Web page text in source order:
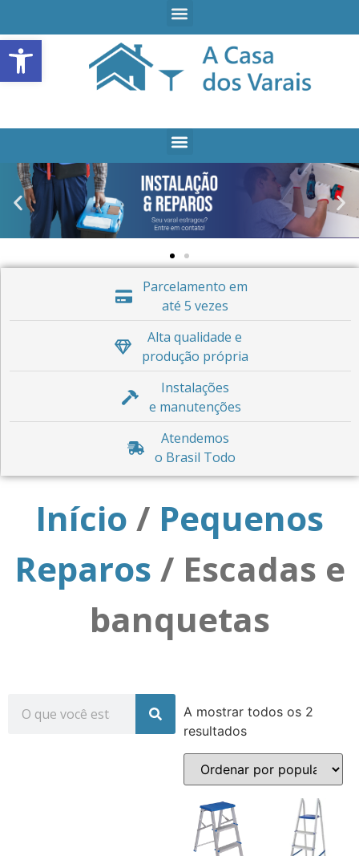
Open toolbar
Parcelamento em
até 5 vezes
Alta qualidade e
produção própria
Instalações
e manutenções
Atendemos
o Brasil Todo
Início / Pequenos
Reparos / Escadas e
banquetas
A mostrar todos os 2
resultados